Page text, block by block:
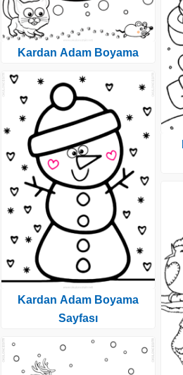
Kardan Adam Boyama
Kardan Adam Boyama
Sayfası